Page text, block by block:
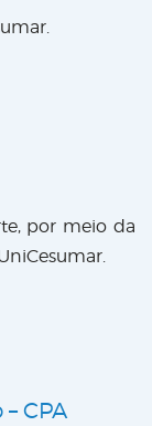
por meio da
CPA